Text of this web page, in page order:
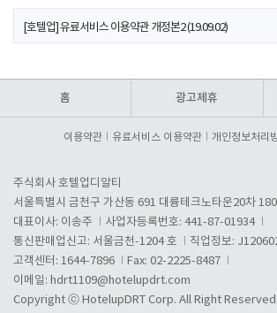
[호텔업] 유료서비스 이용약관 개정본2 (19.09.02)
홈 광고제휴
이용약관 유료서비스 이용약관 개인정보처리
주식회사 호텔업디알티
서울특별시 금천구 가산동 691 대륭테크노타운20차
대표이사: 이송주
사업자등록번호: 441-87-01934
통신판매업신고: 서울금천-1204 호
직업정보:
고객센터: 1644-7896
Fax: 02-2225-8487
이메일: hdrt1109@hotelupdrt.com
Copyright ⓒ HotelupDRT Corp. All Right Reserved.